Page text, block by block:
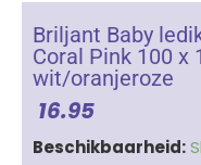
Briljant Baby
Coral Pink 100 x
wit/oranjeroze
16.95
Beschikbaarheid:
Briljant